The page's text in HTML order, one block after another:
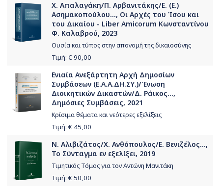
Χ. Απαλαγάκη/Π. Αρβανιτάκης/Ε. (Ε.)
Ασημακοπούλου..., Οι Αρχές του Ίσου και
του Δικαίου - Liber Amicorum Κωνσταντίνου
Φ. Καλαβρού, 2023
Ουσία και τύπος στην απονομή της δικαιοσύνης
Τιμή: € 90,00
Ενιαία Ανεξάρτητη Αρχή Δημοσίων
Συμβάσεων (Ε.Α.Α.ΔΗ.ΣΥ.)/Ένωση
Διοικητικών Δικαστών/Δ. Ράικος...,
Δημόσιες Συμβάσεις, 2021
Κρίσιμα θέματα και νεότερες εξελίξεις
Τιμή: € 45,00
Ν. Αλιβιζάτος/Χ. Ανθόπουλος/Ε. Βενιζέλος...,
Το Σύνταγμα εν εξελίξει, 2019
Τιμητικός Τόμος για τον Αντώνη Μανιτάκη
Τιμή: € 50,00